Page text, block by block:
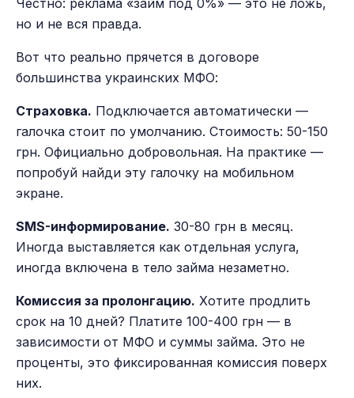
но и не вся правда.
Вот что реально прячется в договоре
большинства украинских МФО:
Страховка. Подключается автоматически —
галочка стоит по умолчанию. Стоимость: 50-150
грн. Официально добровольная. На практике —
попробуй найди эту галочку на мобильном
экране.
SMS-информирование. 30-80 грн в месяц.
Иногда выставляется как отдельная услуга,
иногда включена в тело займа незаметно.
Комиссия за пролонгацию. Хотите продлить
срок на 10 дней? Платите 100-400 грн — в
зависимости от МФО и суммы займа. Это не
проценты, это фиксированная комиссия поверх
них.